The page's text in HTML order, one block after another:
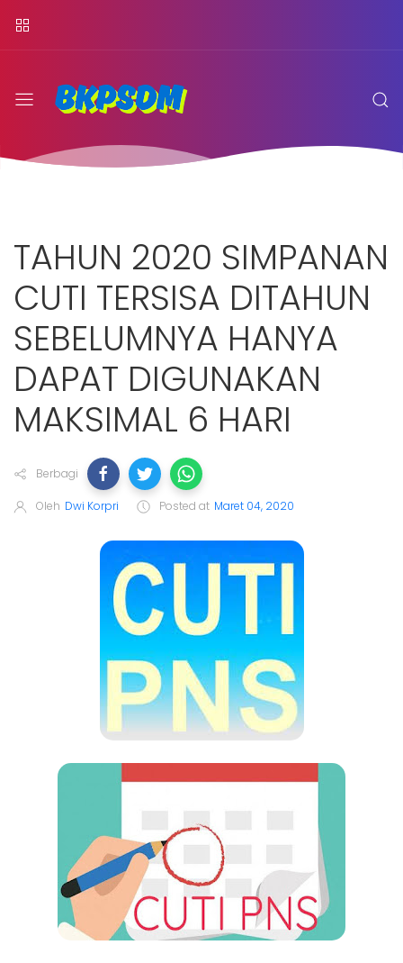
TAHUN 2020 SIMPANAN
CUTI TERSISA DITAHUN
SEBELUMNYA HANYA
DAPAT DIGUNAKAN
MAKSIMAL 6 HARI
Berbagi
Oleh Dwi Korpri Posted at Maret 04, 2020